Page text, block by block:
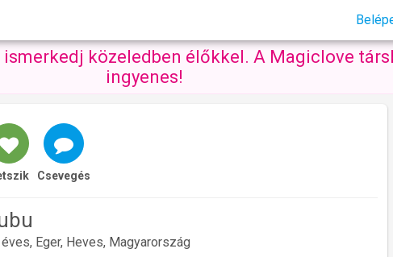
ismerkedj közeledben élőkkel. A Magiclove
ingyenes!
Csevegés
Eger, Heves, Magyarország